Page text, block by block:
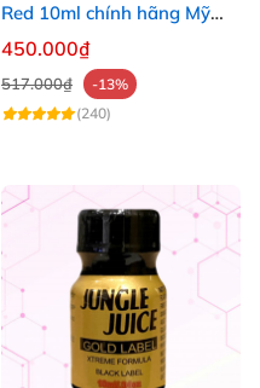
Red 10ml chính hãng Mỹ
USA PWD
450.000₫
517.000₫
-13%
(240)